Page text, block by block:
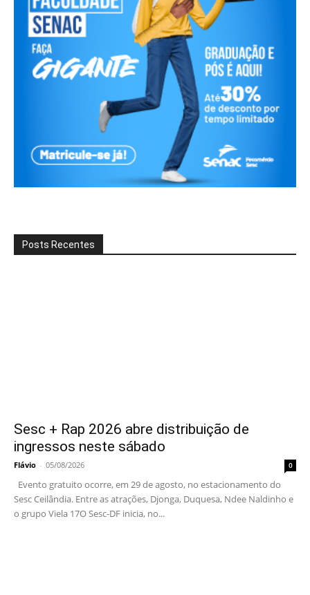
Posts Recentes
Sesc + Rap 2026 abre distribuição de
ingressos neste sábado
Flávio - 05/08/2026 0
Evento gratuito ocorre, em 29 de agosto, no estacionamento do
Sesc Ceilândia. Entre as atrações, Djonga, Duquesa, Ndee Naldinho e
o grupo Viela 17O Sesc-DF inicia, no...